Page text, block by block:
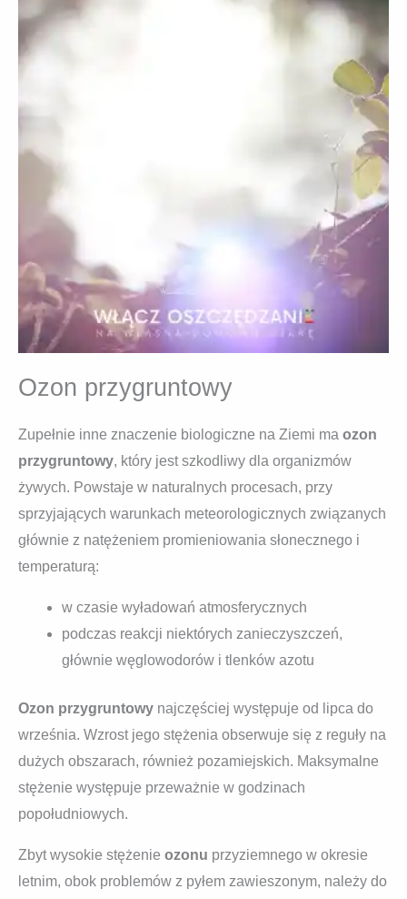
Ozon przygruntowy
Zupełnie inne znaczenie biologiczne na Ziemi ma ozon
przygruntowy, który jest szkodliwy dla organizmów
żywych. Powstaje w naturalnych procesach, przy
sprzyjających warunkach meteorologicznych związanych
głównie z natężeniem promieniowania słonecznego i
temperaturą:
w czasie wyładowań atmosferycznych
podczas reakcji niektórych zanieczyszczeń,
głównie węglowodorów i tlenków azotu
Ozon przygruntowy najczęściej występuje od lipca do
września. Wzrost jego stężenia obserwuje się z reguły na
dużych obszarach, również pozamiejskich. Maksymalne
stężenie występuje przeważnie w godzinach
popołudniowych.
Zbyt wysokie stężenie ozonu przyziemnego w okresie
letnim, obok problemów z pyłem zawieszonym, należy do